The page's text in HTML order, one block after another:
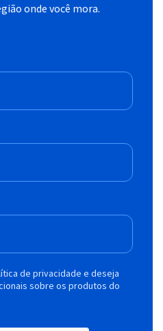
onde você mora.
de privacidade e deseja
sobre os produtos do